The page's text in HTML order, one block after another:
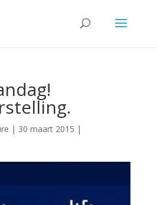
| 30 maart 2015 |